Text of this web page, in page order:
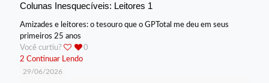
Colunas Inesquecíveis: Leitores 1
Amizades e leitores: o tesouro que o GPTotal me deu em seus
primeiros 25 anos
Você curtiu?
0
2 Continuar Lendo
29/06/2026